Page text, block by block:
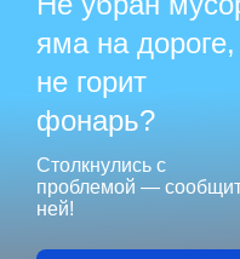
яма на дороге,
не горит
фонарь?
Столкнулись с
проблемой —
ней!